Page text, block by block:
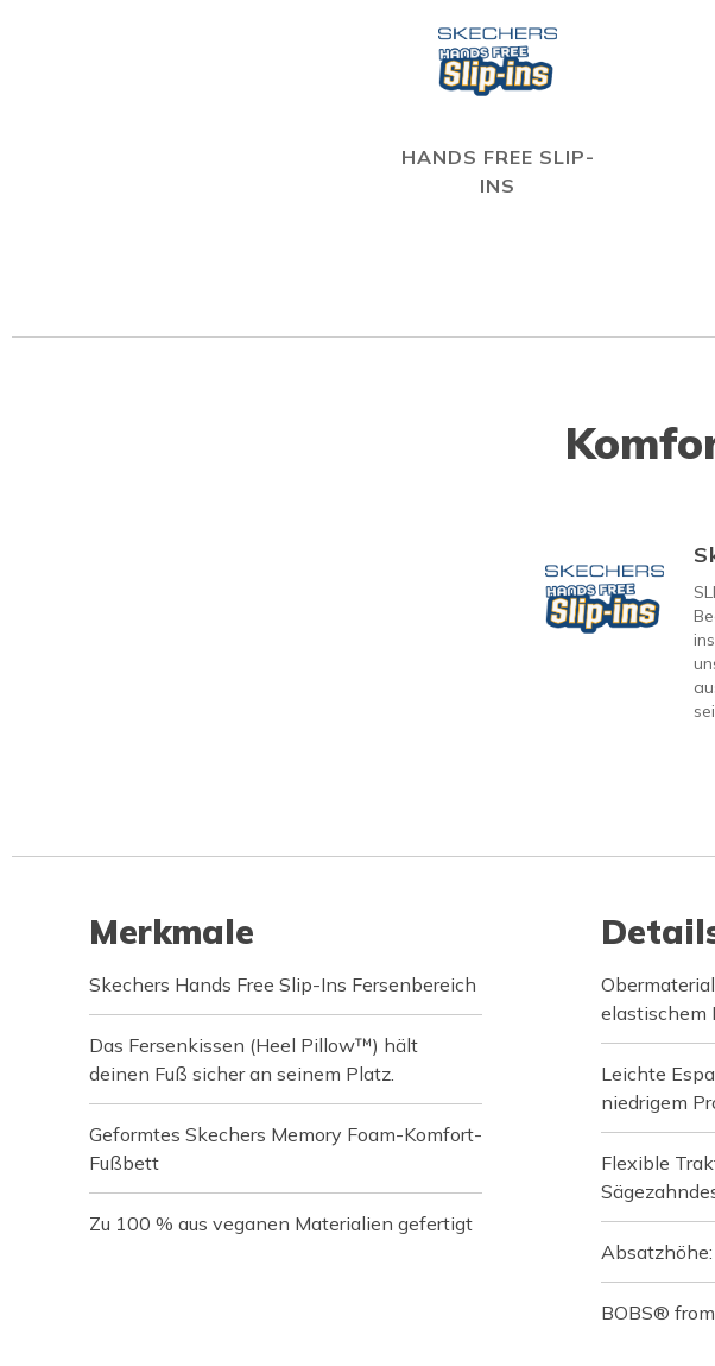
HANDS FREE SLIP-
INS
Merkmale
Skechers Hands Free Slip-Ins Fersenbereich
Das Fersenkissen (Heel Pillow™) hält
deinen Fuß sicher an seinem Platz.
Geformtes Skechers Memory Foam-Komfort-
Fußbett
Zu 100 % aus veganen Materialien gefertigt
elastischem
Leichte
niedrigem
Flexible
BOBS®